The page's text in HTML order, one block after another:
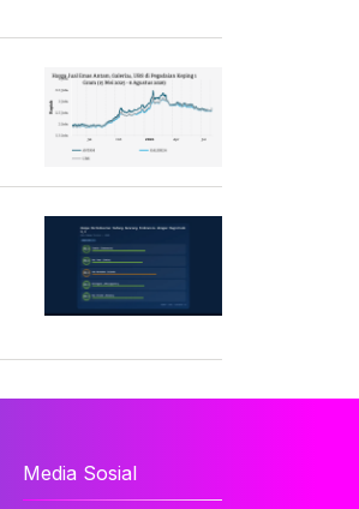
Media Sosial